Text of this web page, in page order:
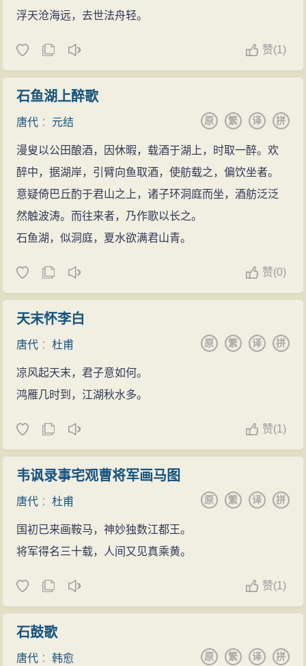
浮天沧海远，去世法舟轻。
赞(1)
石鱼湖上醉歌
唐代 ： 元结 拼
译
繁
原
漫叟以公田酿酒，因休暇，载酒于湖上，时取一醉。欢
醉中，据湖岸，引臂向鱼取酒，使舫载之，偏饮坐者。
意疑倚巴丘酌于君山之上，诸子环洞庭而坐，酒舫泛泛
然触波涛。而往来者，乃作歌以长之。
石鱼湖，似洞庭，夏水欲满君山青。
赞(0)
天末怀李白
唐代 ：杜甫 拼
译
繁
原
凉风起天末，君子意如何。
鸿雁几时到，江湖秋水多。
赞(1)
韦讽录事宅观曹将军画马图
唐代 ：杜甫 拼
译
繁
原
国初已来画鞍马，神妙独数江都王。
将军得名三十载，人间又见真乘黄。
赞(1)
石鼓歌
唐代 ：韩愈 拼
译
繁
原